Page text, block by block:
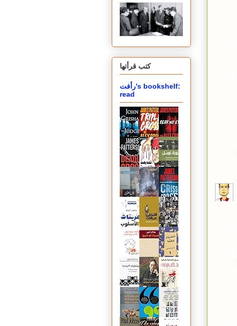
كتب قرأتها
رأفت's bookshelf:
read